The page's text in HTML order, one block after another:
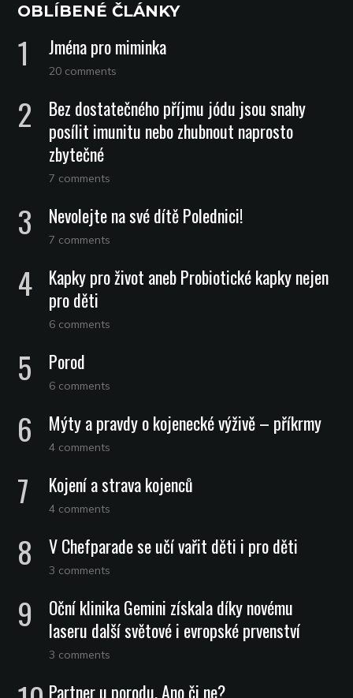
OBLÍBENÉ ČLÁNKY
Jména pro miminka
20 comments
Bez dostatečného příjmu jódu jsou snahy
posílit imunitu nebo zhubnout naprosto
zbytečné
7 comments
Nevolejte na své dítě Polednici!
7 comments
Kapky pro život aneb Probiotické kapky nejen
pro děti
6 comments
Porod
6 comments
Mýty a pravdy o kojenecké výživě – příkrmy
4 comments
Kojení a strava kojenců
4 comments
V Chefparade se učí vařit děti i pro děti
3 comments
Oční klinika Gemini získala díky novému
laseru další světové i evropské prvenství
3 comments
Partner u porodu. Ano či ne?